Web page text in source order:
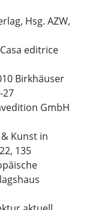
Hsg. AZW,
Casa editrice
Birkhäuser
27
GmbH
Kunst in
135